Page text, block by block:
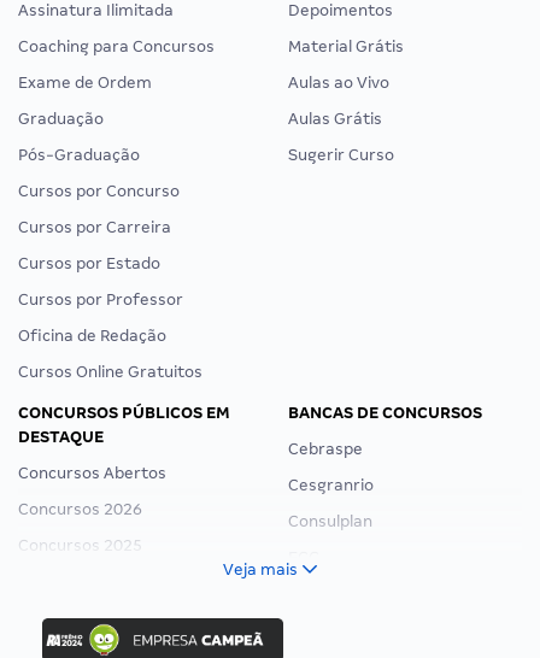
Assinatura Ilimitada
Coaching para Concursos
Exame de Ordem
Graduação
Pós-Graduação
Cursos por Concurso
Cursos por Carreira
Cursos por Estado
Cursos por Professor
Oficina de Redação
Cursos Online Gratuitos
Depoimentos
Material Grátis
Aulas ao Vivo
Aulas Grátis
Sugerir Curso
CONCURSOS PÚBLICOS EM
DESTAQUE
Concursos Abertos
Concursos 2026
Concursos 2025
Concurso Ibama
Concurso MPU
BANCAS DE CONCURSOS
Cebraspe
Cesgranrio
Consulplan
Veja mais